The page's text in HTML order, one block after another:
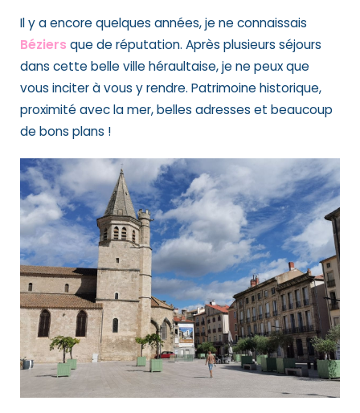
Il y a encore quelques années, je ne connaissais
Béziers que de réputation. Après plusieurs séjours
dans cette belle ville héraultaise, je ne peux que
vous inciter à vous y rendre. Patrimoine historique,
proximité avec la mer, belles adresses et beaucoup
de bons plans !